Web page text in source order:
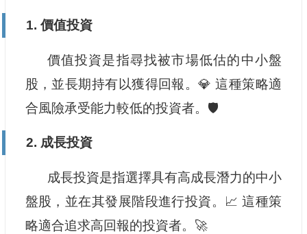
1. 價值投資
價值投資是指尋找被市場低估的中小盤
股，並長期持有以獲得回報。💎 這種策略適
合風險承受能力較低的投資者。🛡️
2. 成長投資
成長投資是指選擇具有高成長潛力的中小
盤股，並在其發展階段進行投資。📈 這種策
略適合追求高回報的投資者。🚀